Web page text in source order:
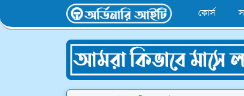
কোর্স